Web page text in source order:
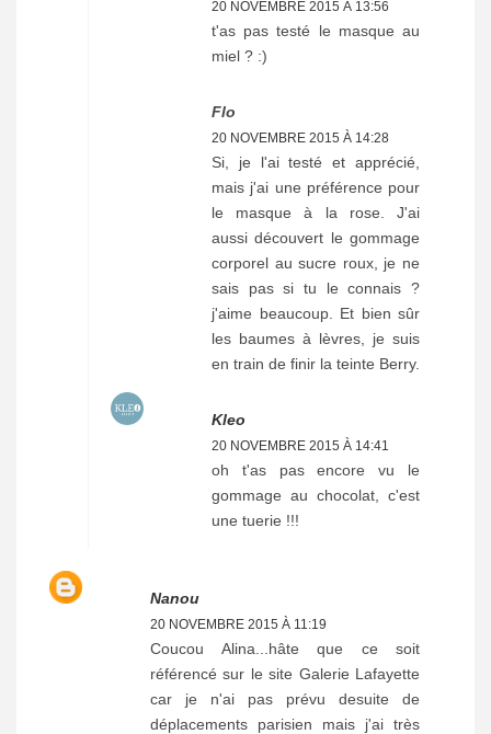
20 NOVEMBRE 2015 À 13:56
t'as pas testé le masque au
miel ? :)
Flo
20 NOVEMBRE 2015 À 14:28
Si, je l'ai testé et apprécié,
mais j'ai une préférence pour
le masque à la rose. J'ai
aussi découvert le gommage
corporel au sucre roux, je ne
sais pas si tu le connais ?
j'aime beaucoup. Et bien sûr
les baumes à lèvres, je suis
en train de finir la teinte Berry.
Kleo
20 NOVEMBRE 2015 À 14:41
oh t'as pas encore vu le
gommage au chocolat, c'est
une tuerie !!!
Nanou
20 NOVEMBRE 2015 À 11:19
Coucou Alina...hâte que ce soit
référencé sur le site Galerie Lafayette
car je n'ai pas prévu desuite de
déplacements parisien mais j'ai très